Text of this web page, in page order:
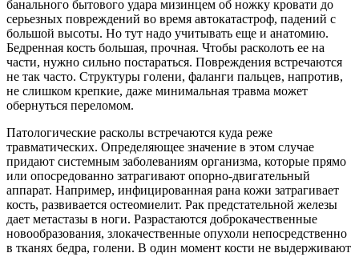
банального бытового удара мизинцем об ножку кровати до
серьезных повреждений во время автокатастроф, падений с
большой высоты. Но тут надо учитывать еще и анатомию.
Бедренная кость большая, прочная. Чтобы расколоть ее на
части, нужно сильно постараться. Повреждения встречаются
не так часто. Структуры голени, фаланги пальцев, напротив,
не слишком крепкие, даже минимальная травма может
обернуться переломом.
Патологические расколы встречаются куда реже
травматических. Определяющее значение в этом случае
придают системным заболеваниям организма, которые прямо
или опосредованно затрагивают опорно-двигательный
аппарат. Например, инфицированная рана кожи затрагивает
кость, развивается остеомиелит. Рак предстательной железы
дает метастазы в ноги. Разрастаются доброкачественные
новообразования, злокачественные опухоли непосредственно
в тканях бедра, голени. В один момент кости не выдерживают